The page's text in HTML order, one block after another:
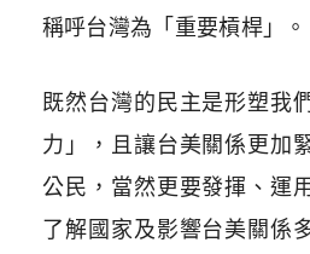
稱呼台灣為「重要槓桿」。
既然台灣的民主是形塑我
力」，且讓台美關係更加
公民，當然更要發揮、運
了解國家及影響台美關係